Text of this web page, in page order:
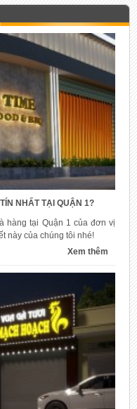
NHẤT TẠI QUẬN 1?
hàng tại Quận 1 của đơn vị
này của chúng tôi nhé!
Xem thêm